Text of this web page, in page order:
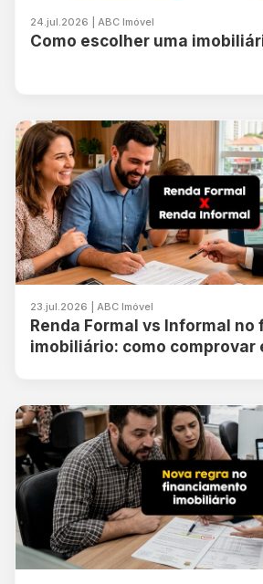
24.jul.2026 | ABC Imóvel
Como escolher uma
23.jul.2026 | ABC Imóvel
Renda Formal vs Informal
imobiliário: como comprovar